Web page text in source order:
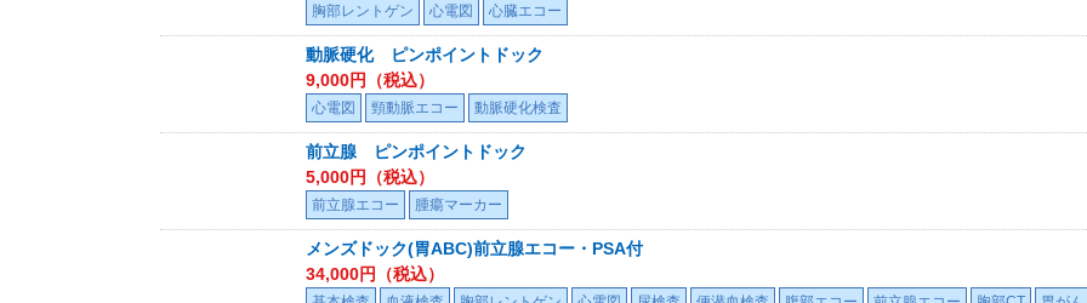
胸部レントゲン 心電図 心臓エコー
動脈硬化 ピンポイントドック
9,000円（税込）
心電図 頸動脈エコー 動脈硬化検査
前立腺 ピンポイントドック
5,000円（税込）
前立腺エコー 腫瘍マーカー
メンズドック(胃ABC)前立腺エコー・PSA付
34,000円（税込）